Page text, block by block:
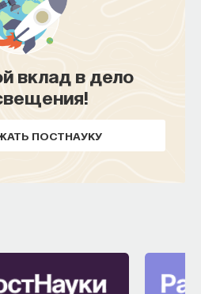
вклад в дело
ПОСТНАУКУ